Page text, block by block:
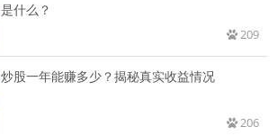
是什么？
209
炒股一年能赚多少？揭秘真实收益情况
206